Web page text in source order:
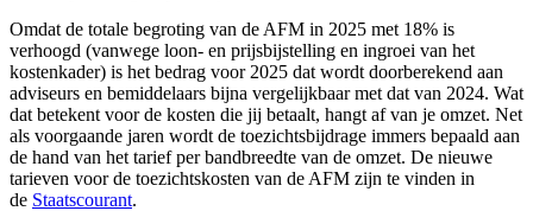
Omdat de totale begroting van de AFM in 2025 met 18% is
verhoogd (vanwege loon- en prijsbijstelling en ingroei van het
kostenkader) is het bedrag voor 2025 dat wordt doorberekend aan
adviseurs en bemiddelaars bijna vergelijkbaar met dat van 2024. Wat
dat betekent voor de kosten die jij betaalt, hangt af van je omzet. Net
als voorgaande jaren wordt de toezichtsbijdrage immers bepaald aan
de hand van het tarief per bandbreedte van de omzet. De nieuwe
tarieven voor de toezichtskosten van de AFM zijn te vinden in
de Staatscourant.